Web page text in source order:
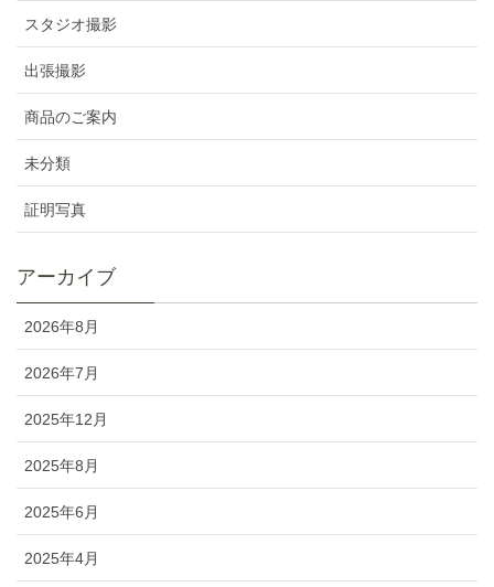
スタジオ撮影
出張撮影
商品のご案内
未分類
証明写真
アーカイブ
2026年8月
2026年7月
2025年12月
2025年8月
2025年6月
2025年4月